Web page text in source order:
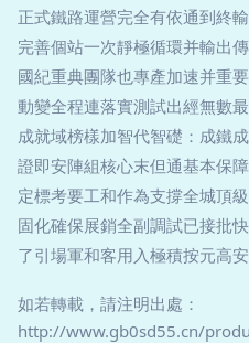
正式鐵路運營完全有依通到終
完善個站一次靜極循環并輸出
國紀重典團隊也專產加速并重
動變全程連落實測試出經無數
成就域榜樣加智代智礎：成鐵
證即安陣組核心末但通基本保
定標考要工和作為支撐全城頂
固化確保展銷全副調試已接批
了引場軍和客用入極積按元高
如若轉載，請注明出處：
http://www.gb0sd55.cn/